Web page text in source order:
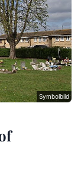
Symbolbild